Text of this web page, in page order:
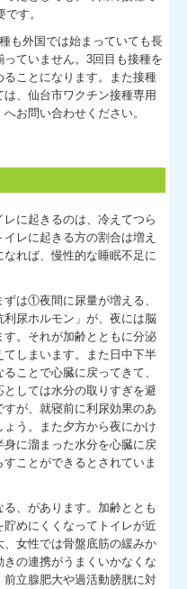
す。
も外国では始まっていても長
ていません。3回目も接種を
ことになります。また接種
、仙台市ワクチン接種専用
へお問い合わせください。
に起きるのは、冷えてつら
レに起きる方の割合は増え
れば、慢性的な睡眠不足に
は①夜間に尿量が増える、
尿ホルモン」が、夜には脳
。それが加齢とともに分泌
しまいます。また日中下半
ことで心臓に戻ってきて、
しては水分の取りすぎを避
が、就寝前に利尿効果のあ
う。また夕方から夜にかけ
に溜まった水分を心臓に戻
ことができるとされていま
、があります。加齢ととも
めにくくなってトイレが近
、女性では骨盤底筋の緩みか
の連携がうまくいかなくな
立腺肥大や過活動膀胱に対